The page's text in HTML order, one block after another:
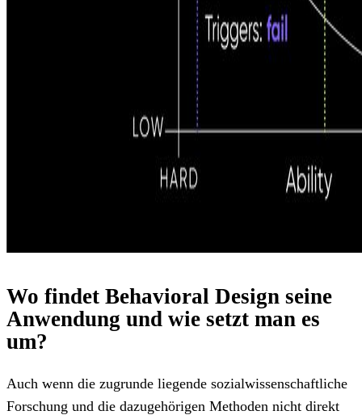
Wo findet Behavioral Design seine
Anwendung und wie setzt man es
um?
Auch wenn die zugrunde liegende sozialwissenschaftliche
Forschung und die dazugehörigen Methoden nicht direkt